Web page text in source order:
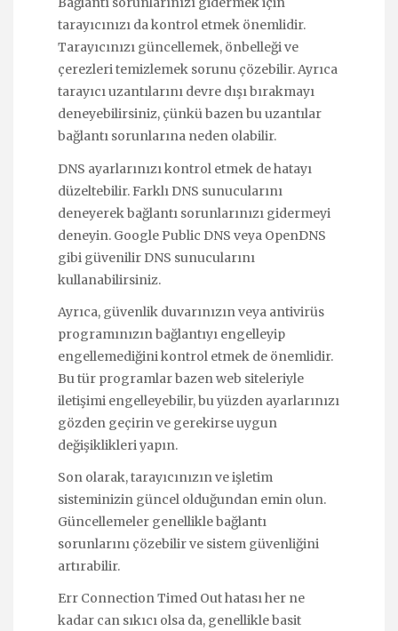
tarayıcınızı da kontrol etmek önemlidir.
Tarayıcınızı güncellemek, önbelleği ve
çerezleri temizlemek sorunu çözebilir. Ayrıca
tarayıcı uzantılarını devre dışı bırakmayı
deneyebilirsiniz, çünkü bazen bu uzantılar
bağlantı sorunlarına neden olabilir.
DNS ayarlarınızı kontrol etmek de hatayı
düzeltebilir. Farklı DNS sunucularını
deneyerek bağlantı sorunlarınızı gidermeyi
deneyin. Google Public DNS veya OpenDNS
gibi güvenilir DNS sunucularını
kullanabilirsiniz.
Ayrıca, güvenlik duvarınızın veya antivirüs
programınızın bağlantıyı engelleyip
engellemediğini kontrol etmek de önemlidir.
Bu tür programlar bazen web siteleriyle
iletişimi engelleyebilir, bu yüzden ayarlarınızı
gözden geçirin ve gerekirse uygun
değişiklikleri yapın.
Son olarak, tarayıcınızın ve işletim
sisteminizin güncel olduğundan emin olun.
Güncellemeler genellikle bağlantı
sorunlarını çözebilir ve sistem güvenliğini
artırabilir.
Err Connection Timed Out hatası her ne
kadar can sıkıcı olsa da, genellikle basit